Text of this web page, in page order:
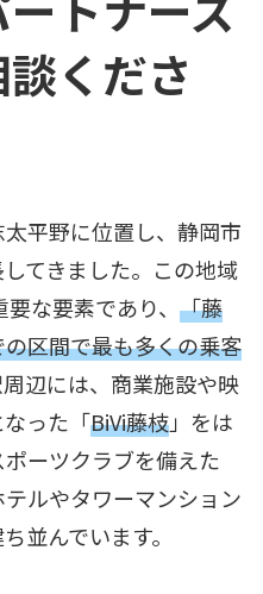
くださ
平野に位置し、静岡市
てきました。この地域
要な要素であり、「藤
区間で最も多くの乗客
辺には、商業施設や映
った「BiVi藤枝」をは
ーツクラブを備えた
テルやタワーマンション
並んでいます。